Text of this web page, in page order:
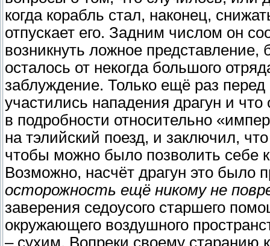
когда корабль стал, наконец,
отпускает его. Задним числом он
возникнуть ложное представление,
осталось от некогда большого
заблуждение. Только ещё раз
участились нападения драгун и
в подробности относительно
на тэлийский поезд, и заключил,
чтобы можно было позволить себе
Возможно, насчёт драгун это было
осторожность ещё никому не
заверения седоусого старшего
окружающего воздушного
– сухим. Вопреки своему